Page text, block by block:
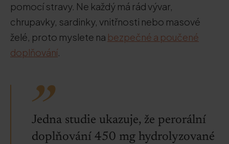
pomocí stravy. Ne každý má rád vývar,
chrupavky, sardinky, vnitřnosti nebo masové
želé, proto myslete na bezpečné a poučené
doplňování.
Jedna studie ukazuje, že perorální
doplňování 450 mg hydrolyzované